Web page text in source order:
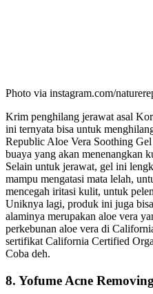
Photo via instagram.com/
Krim penghilang jerawat asal
ini ternyata bisa untuk
Republic Aloe Vera Soothing
buaya yang akan menenangkan
Selain untuk jerawat, gel ini
mampu mengatasi mata lelah,
mencegah iritasi kulit, untuk
Uniknya lagi, produk ini juga
alaminya merupakan aloe vera
perkebunan aloe vera di
sertifikat California Certified
Coba deh.
8. Yofume Acne